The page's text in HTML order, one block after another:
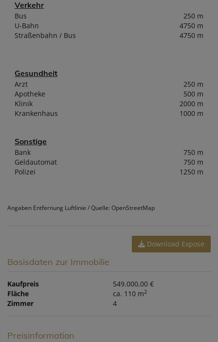
Verkehr
Bus
250 m
U-Bahn
4750 m
Straßenbahn / Bus
4750 m
Gesundheit
Arzt
250 m
Apotheke
500 m
Klinik
2000 m
Krankenhaus
1000 m
Sonstige
Bank
750 m
Geldautomat
750 m
Polizei
1250 m
Angaben Entfernung Luftlinie / Quelle: OpenStreetMap
Download Expose
Basisdaten zur Immobilie
Kaufpreis
549.000,00 €
Fläche
ca. 110 m2
Zimmer 4
Preisinformation